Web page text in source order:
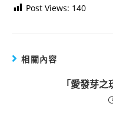
Post Views: 140
相關內容
「愛發芽